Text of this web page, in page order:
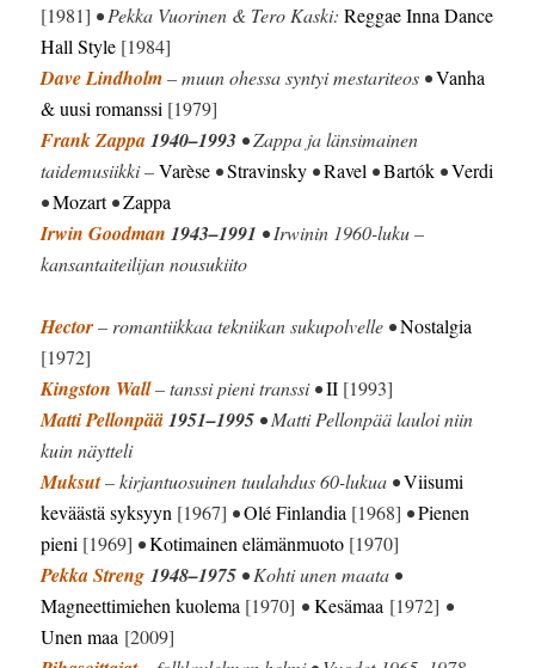
[1981] • Pekka Vuorinen & Tero Kaski:Reggae Inna Dance
Hall Style [1984]
Dave Lindholm– muun ohessa syntyi mestariteos •Vanha
& uusi romanssi [1979]
Frank Zappa1940–1993 • Zappa ja länsimainen
taidemusiikki –Varèse •Stravinsky •Ravel •Bartók •Verdi
•Mozart•Zappa
Irwin Goodman 1943–1991 • Irwinin 1960-luku –
kansantaiteilijan nousukiito
Hector– romantiikkaa tekniikan sukupolvelle •Nostalgia
[1972]
Kingston Wall– tanssi pieni transsi •II [1993]
Matti Pellonpää1951–1995 • Matti Pellonpää lauloi niin
kuin näytteli
Muksut– kirjantuosuinen tuulahdus 60-lukua •Viisumi
keväästä syksyyn [1967] •Olé Finlandia [1968] •Pienen
pieni [1969] •Kotimainen elämänmuoto [1970]
Pekka Streng 1948–1975 • Kohti unen maata •
Magneettimiehen kuolema [1970] • Kesämaa [1972] •
Unen maa [2009]